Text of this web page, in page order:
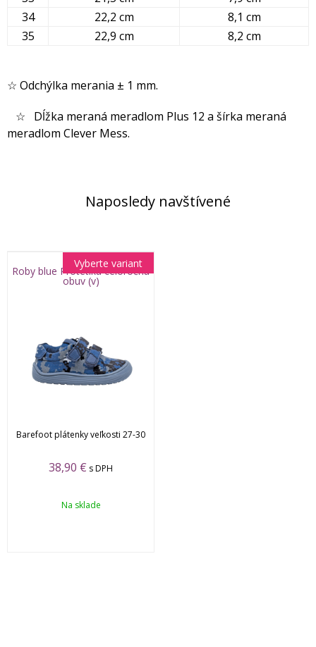
34
22,2 cm
8,1 cm
35
22,9 cm 8,2 cm
☆ Odchýlka merania ± 1 mm.
☆ Dĺžka meraná meradlom Plus 12 a šírka meraná
meradlom Clever Mess.
Naposledy navštívené
Roby blue Protetika celoročná
obuv (v)
Barefoot plátenky veľkosti 27-30
38,90 € s DPH
Vyberte variant
Na sklade